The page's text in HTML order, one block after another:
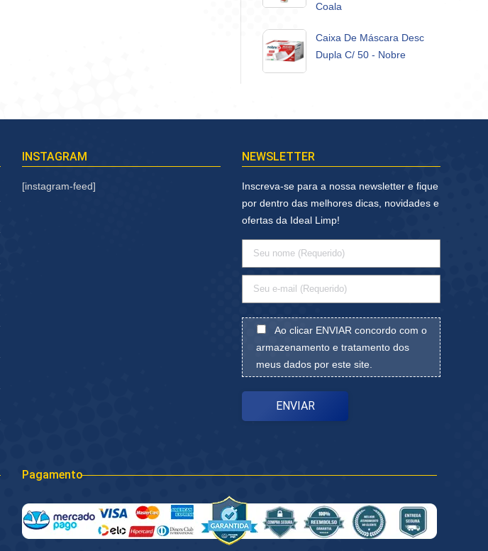
Coala
Caixa De Máscara Desc
Dupla C/ 50 - Nobre
INSTAGRAM
[instagram-feed]
NEWSLETTER
Inscreva-se para a nossa newsletter e fique
por dentro das melhores dicas, novidades e
ofertas da Ideal Limp!
Ao clicar ENVIAR concordo com o
armazenamento e tratamento dos
meus dados por este site.
Pagamento